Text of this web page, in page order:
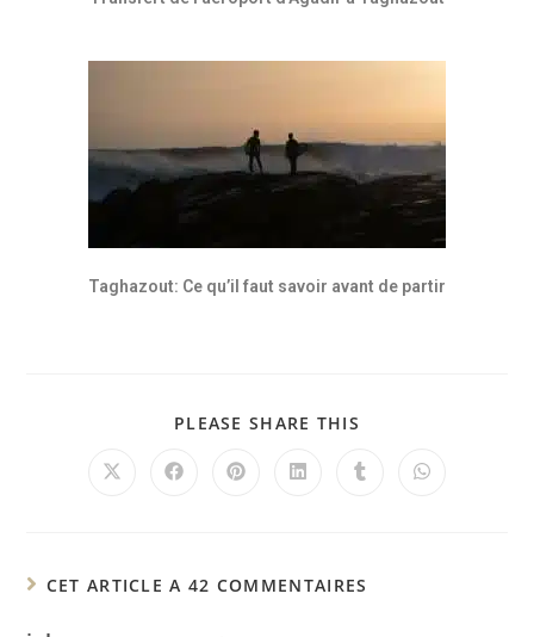
Taghazout: Ce qu’il faut savoir avant de partir
PLEASE SHARE THIS
CET ARTICLE A 42 COMMENTAIRES